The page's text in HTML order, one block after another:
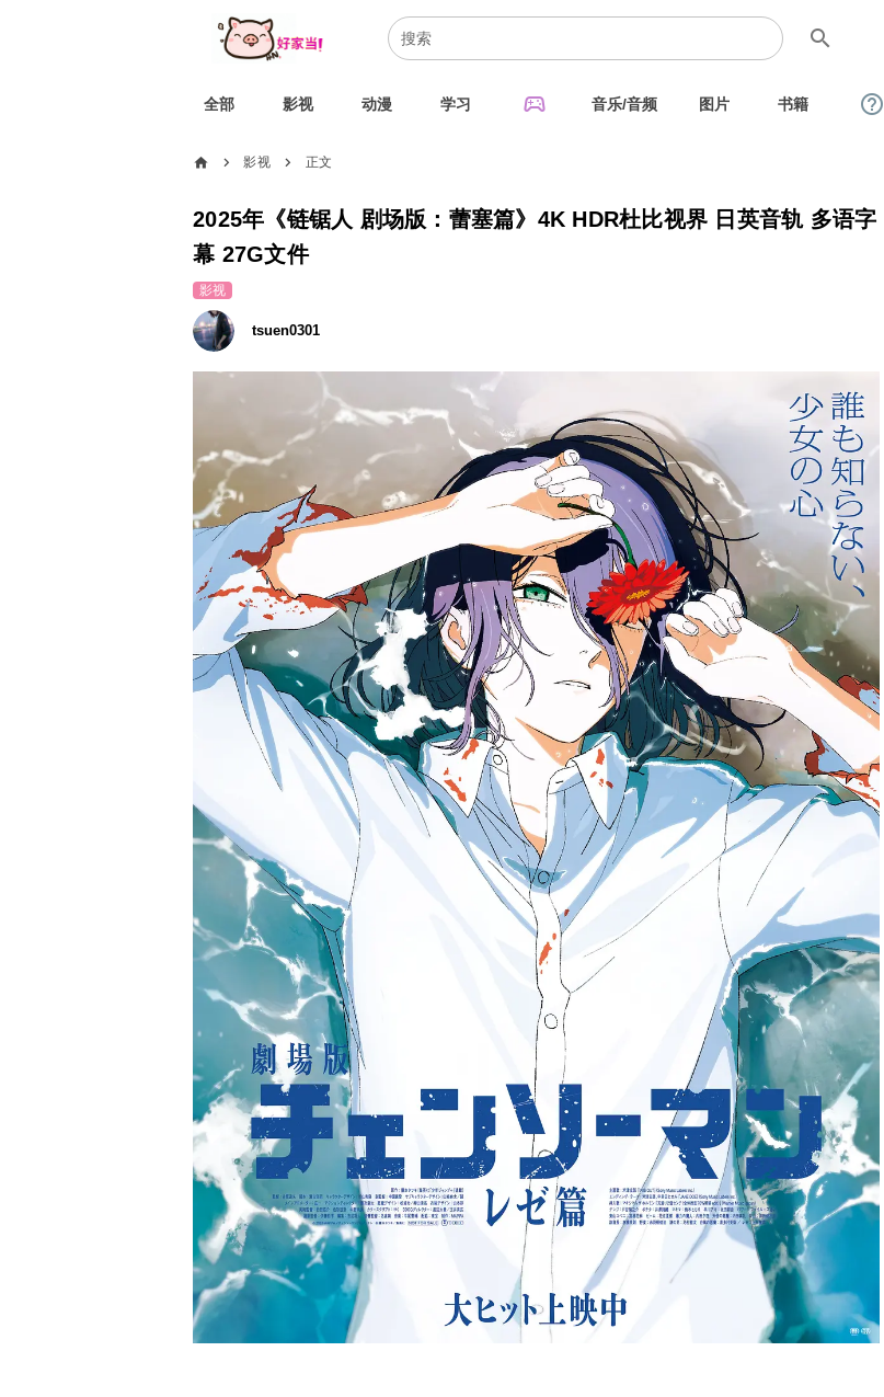
search
全部 影视 动漫 学习 sports_esports 音乐/音频 图片 书籍 help_outline
home chevron_right 影视 chevron_right 正文
2025年《链锯人 剧场版：蕾塞篇》4K HDR杜比视界 日英音轨 多语字
幕 27G文件
影视
tsuen0301